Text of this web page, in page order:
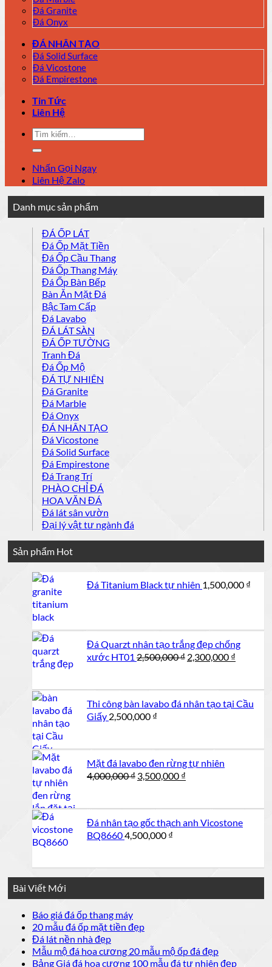
Đá Granite
Đá Onyx
ĐÁ NHÂN TẠO
Đá Solid Surface
Đá Vicostone
Đá Empirestone
Tin Tức
Liên Hệ
Tìm
kiếm:
Nhấn Gọi Ngay
Liên Hệ Zalo
Danh mục sản phẩm
ĐÁ ỐP LÁT
Đá Ốp Mặt Tiền
Đá Ốp Cầu Thang
Đá Ốp Thang Máy
Đá Ốp Bàn Bếp
Bàn Ăn Mặt Đá
Bậc Tam Cấp
Đá Lavabo
ĐÁ LÁT SÀN
ĐÁ ỐP TƯỜNG
Tranh Đá
Đá Ốp Mộ
ĐÁ TỰ NHIÊN
Đá Granite
Đá Marble
Đá Onyx
ĐÁ NHÂN TẠO
Đá Vicostone
Đá Solid Surface
Đá Empirestone
Đá Trang Trí
PHÀO CHỈ ĐÁ
HOA VĂN ĐÁ
Đá lát sân vườn
Đại lý vật tư ngành đá
Sản phẩm Hot
Đá Titanium Black tự nhiên 1,500,000 ₫
Đá Quarzt nhân tạo trắng đẹp chống
xước HT01 2,500,000₫ Giá
2,300,000 ₫
Thi công bàn lavabo đá nhân tạo tại Cầu
Giấy 2,500,000 ₫
Mặt đá lavabo đen rừng tự nhiên
4,000,000₫ Giá
3,500,000 ₫
3,500,000 ₫.
Đá nhân tạo gốc thạch anh Vicostone
BQ86604,500,000 ₫
Bài Viết Mới
Báo giá đá ốp thang máyKhông
có
luận
ở
20 mẫu đá ốp mặt tiền đẹpKhông
bình
luận
Đá lát nền nhà đẹpKhông
có
bình
Mẫu mộ đá hoa cương 20 mẫu mộ ốp đá đẹpKhông
có
Bảng Giá đá hoa cương 100 mẫu đá tự nhiên đẹpKhông